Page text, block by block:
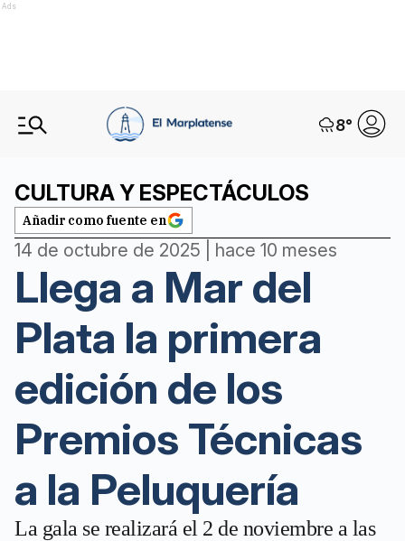
Ads
8°
CULTURA Y ESPECTÁCULOS
Añadir como fuente en
14 de octubre de 2025 | hace 10 meses
Llega a Mar del
Plata la primera
edición de los
Premios Técnicas
a la Peluquería
La gala se realizará el 2 de noviembre a las